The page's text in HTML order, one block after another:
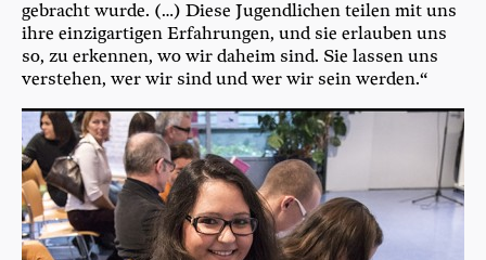
gebracht wur­de. (…) Die­se Jugend­li­chen tei­len mit uns
ihre ein­zig­ar­ti­gen Erfah­run­gen, und sie erlau­ben uns
so, zu erken­nen, wo wir daheim sind. Sie las­sen uns
ver­ste­hen, wer wir sind und wer wir sein werden.“